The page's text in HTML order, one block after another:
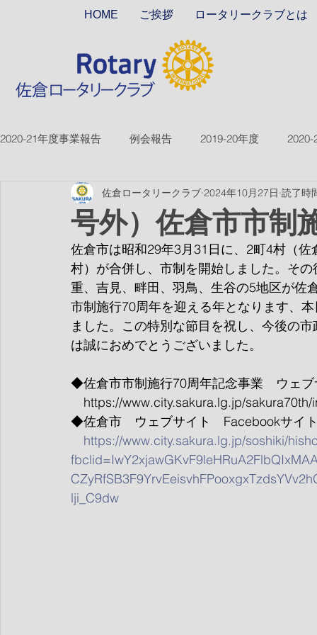
HOME ご挨拶 ロータリークラブとは
2020-21年度事業報告 例会報告 2019-20年度 2020-
2018-19ver2 2017-18ver2 2021-22年度
2026-27年度
号外）佐倉市市制
佐倉ロータリークラブ 2024年10月27日 読了時
佐倉市は昭和29年3月31日に、2町4村（
村）が合併し、市制を開始しました。そ
重、吉見、畔田、羽鳥、生谷の5地区が佐
市制施行70周年を迎える年となります、
ました。この特別な節目を祝し、今後の
は誠におめでとうございました。
◆佐倉市市制施行70周年記念事業　ウェブ
https://www.city.sakura.lg.jp/sakura70th/
◆佐倉市　ウェブサイト　Facebookサイ
https://www.city.sakura.lg.jp/soshiki/
lji_C9dw